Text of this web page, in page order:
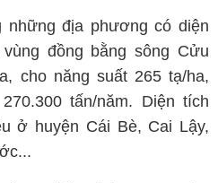
những địa phương có diện
đồng bằng sông Cửu
cho năng suất 265 tạ/ha,
tấn/năm. Diện tích
ở huyện Cái Bè, Cai Lậy,